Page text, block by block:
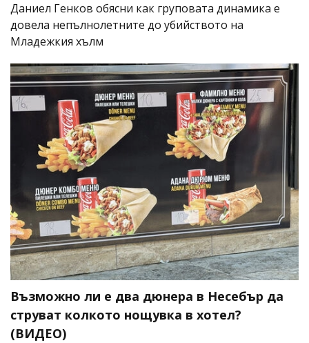
Даниел Генков обясни как груповата динамика е
довела непълнолетните до убийството на
Младежкия хълм
Възможно ли е два дюнера в Несебър да
струват колкото нощувка в хотел?
(ВИДЕО)